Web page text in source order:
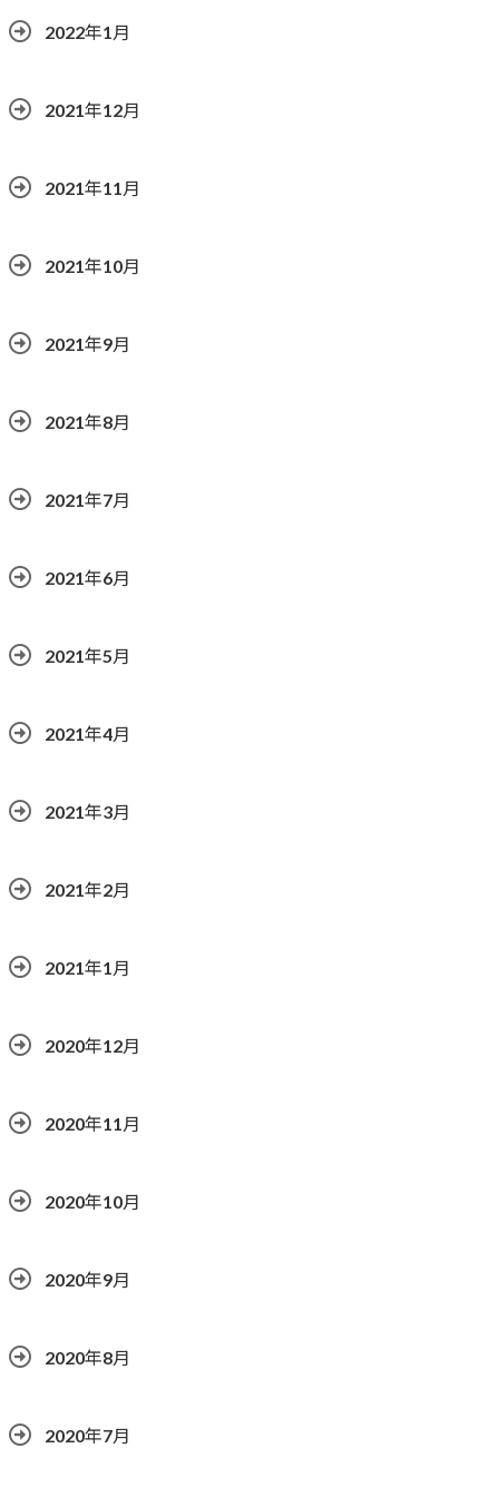
2022年1月
2021年12月
2021年11月
2021年10月
2021年9月
2021年8月
2021年7月
2021年6月
2021年5月
2021年4月
2021年3月
2021年2月
2021年1月
2020年12月
2020年11月
2020年10月
2020年9月
2020年8月
2020年7月